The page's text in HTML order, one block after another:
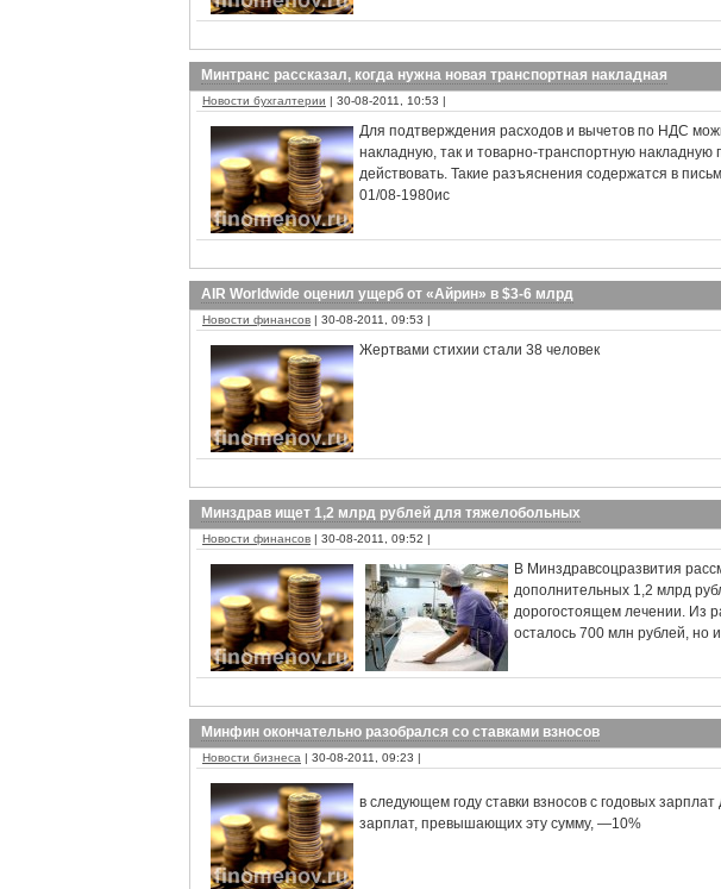
Минтранс рассказал, когда нужна новая транспортная накладная
Новости бухгалтерии | 30-08-2011, 10:53 |
Для подтверждения расходов и вычетов по НДС
накладную, так и товарно-транспортную
действовать. Такие разъяснения содержатся в
01/08-1980ис
AIR Worldwide оценил ущерб от «Айрин» в $3-6 млрд
Новости финансов | 30-08-2011, 09:53 |
Жертвами стихии стали 38 человек
Минздрав ищет 1,2 млрд рублей для тяжелобольных
Новости финансов | 30-08-2011, 09:52 |
В Минздравсоцразвития
дополнительных 1,2 млрд
дорогостоящем лечении. Из
осталось 700 млн рублей, но
Минфин окончательно разобрался со ставками взносов
Новости бизнеса | 30-08-2011, 09:23 |
в следующем году ставки взносов с годовых
зарплат, превышающих эту сумму, —10%